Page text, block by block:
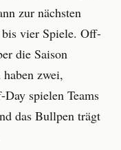
zur nächsten
vier Spiele. Off-
die Saison
zwei,
spielen Teams
das Bullpen trägt